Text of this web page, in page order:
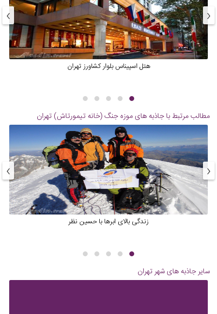
هتل اسپیناس بلوار کشاورز تهران
‹
›
مطالب مرتبط با جاذبه های موزه جنگ (خانه تیمورتاش) تهران
زندگی بالای ابرها با حسین نظر
‹
›
سایر جاذبه های شهر تهران